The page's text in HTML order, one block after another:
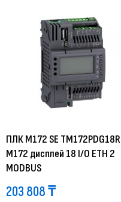
ПЛК М172 SE TM172PDG18R
M172 дисплей 18 I/O ETH 2
MODBUS
203 808₸